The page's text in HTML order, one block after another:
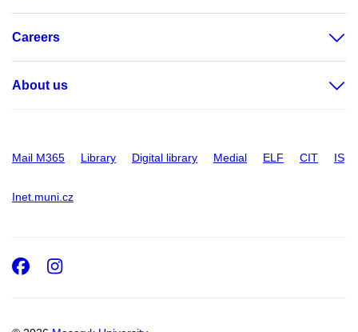
Careers
About us
Mail M365 Library Digital library Medial ELF CIT IS
Inet.muni.cz
Facebook
Instagram